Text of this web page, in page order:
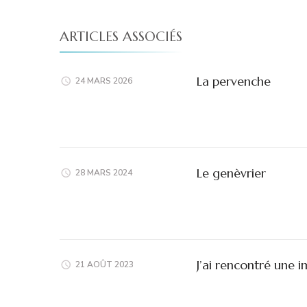
ARTICLES ASSOCIÉS
24 MARS 2026 La pervenche
28 MARS 2024 Le genèvrier
21 AOÛT 2023 J’ai rencontré une